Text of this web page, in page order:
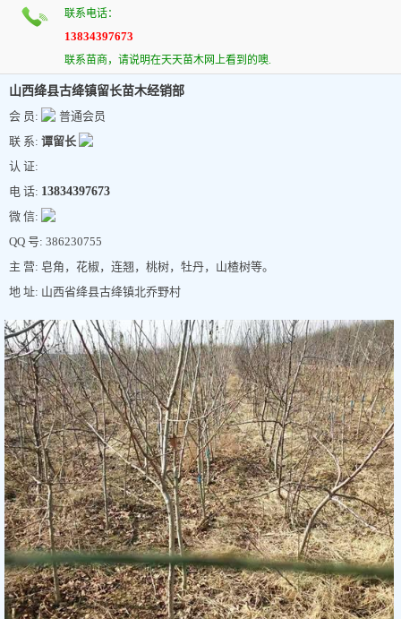
联系电话：
13834397673
联系苗商，请说明在天天苗木网上看到的噢.
山西绛县古绛镇留长苗木经销部
会 员:
普通会员
联 系: 谭留长
认 证:
电 话: 13834397673
微 信:
QQ 号: 386230755
主 营: 皂角，花椒，连翘，桃树，牡丹，山楂树等。
地 址: 山西省绛县古绛镇北乔野村